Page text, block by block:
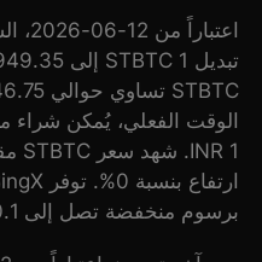
برسوم منخفضة تصل إلى 0.1%.